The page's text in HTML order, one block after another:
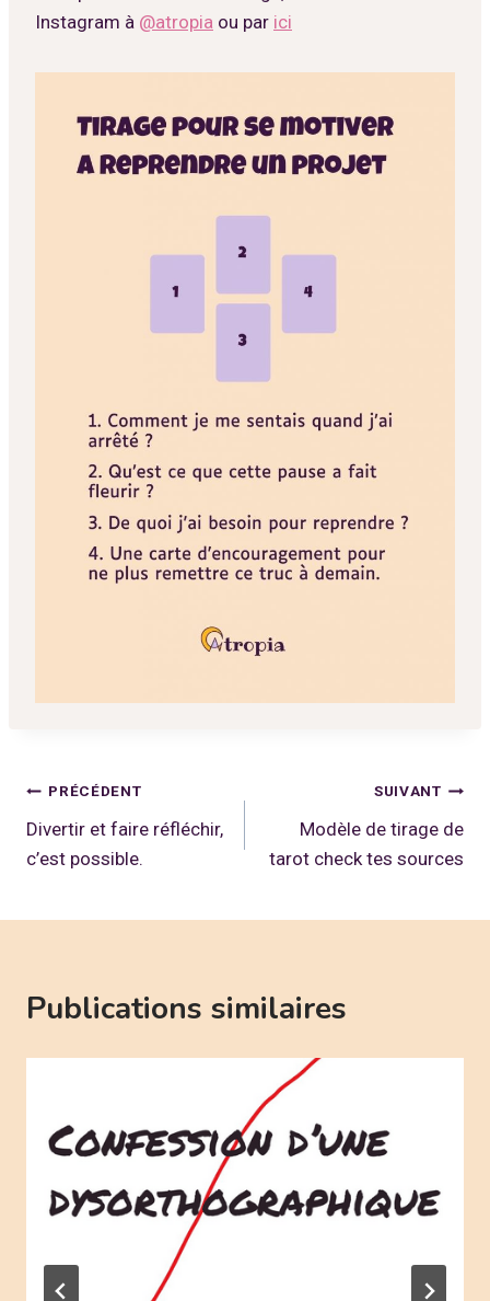
Instagram à @atropia ou par ici
Navigation
de
PRÉCÉDENT
Divertir et faire réfléchir,
c’est possible.
SUIVANT
Modèle de tirage de
tarot check tes sources
Publications similaires